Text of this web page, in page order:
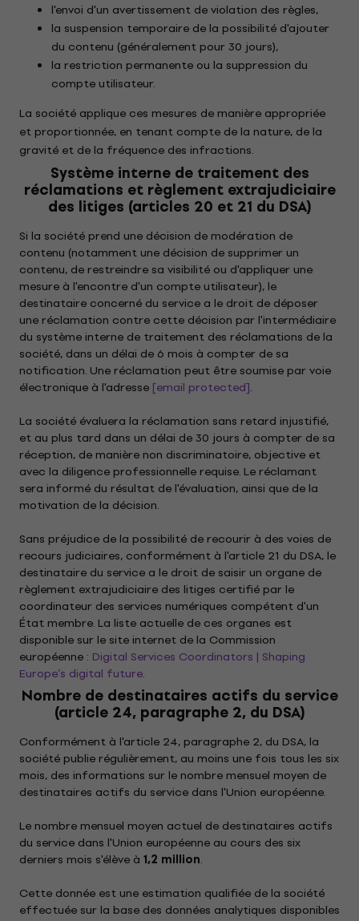
l'envoi d'un avertissement de violation des règles,
la suspension temporaire de la possibilité d'ajouter
du contenu (généralement pour 30 jours),
la restriction permanente ou la suppression du
compte utilisateur.
La société applique ces mesures de manière appropriée
et proportionnée, en tenant compte de la nature, de la
gravité et de la fréquence des infractions.
Système interne de traitement des
réclamations et règlement extrajudiciaire
des litiges (articles 20 et 21 du DSA)
Si la société prend une décision de modération de
contenu (notamment une décision de supprimer un
contenu, de restreindre sa visibilité ou d'appliquer une
mesure à l'encontre d'un compte utilisateur), le
destinataire concerné du service a le droit de déposer
une réclamation contre cette décision par l'intermédiaire
du système interne de traitement des réclamations de la
société, dans un délai de 6 mois à compter de sa
notification. Une réclamation peut être soumise par voie
électronique à l'adresse [email protected].
La société évaluera la réclamation sans retard injustifié,
et au plus tard dans un délai de 30 jours à compter de sa
réception, de manière non discriminatoire, objective et
avec la diligence professionnelle requise. Le réclamant
sera informé du résultat de l'évaluation, ainsi que de la
motivation de la décision.
Sans préjudice de la possibilité de recourir à des voies de
recours judiciaires, conformément à l'article 21 du DSA, le
destinataire du service a le droit de saisir un organe de
règlement extrajudiciaire des litiges certifié par le
coordinateur des services numériques compétent d'un
État membre. La liste actuelle de ces organes est
disponible sur le site internet de la Commission
européenne : Digital Services Coordinators | Shaping
Europe’s digital future.
Nombre de destinataires actifs du service
(article 24, paragraphe 2, du DSA)
Conformément à l'article 24, paragraphe 2, du DSA, la
société publie régulièrement, au moins une fois tous les six
mois, des informations sur le nombre mensuel moyen de
destinataires actifs du service dans l'Union européenne.
Le nombre mensuel moyen actuel de destinataires actifs
du service dans l'Union européenne au cours des six
derniers mois s'élève à 1,2 million.
Cette donnée est une estimation qualifiée de la société
effectuée sur la base des données analytiques disponibles